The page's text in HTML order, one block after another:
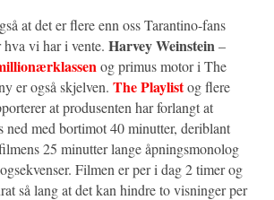
at det er flere enn oss Tarantino-fans
hva vi har i vente. Harvey Weinstein –
og primus motor i The
er også skjelven. The Playlistog flere
at produsenten har forlangt at
ned med bortimot 40 minutter, deriblant
25 minutter lange åpningsmonolog
Filmen er per i dag 2 timer og
så lang at det kan hindre to visninger per